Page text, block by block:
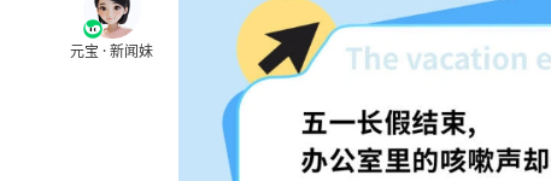
元宝 · 新闻妹